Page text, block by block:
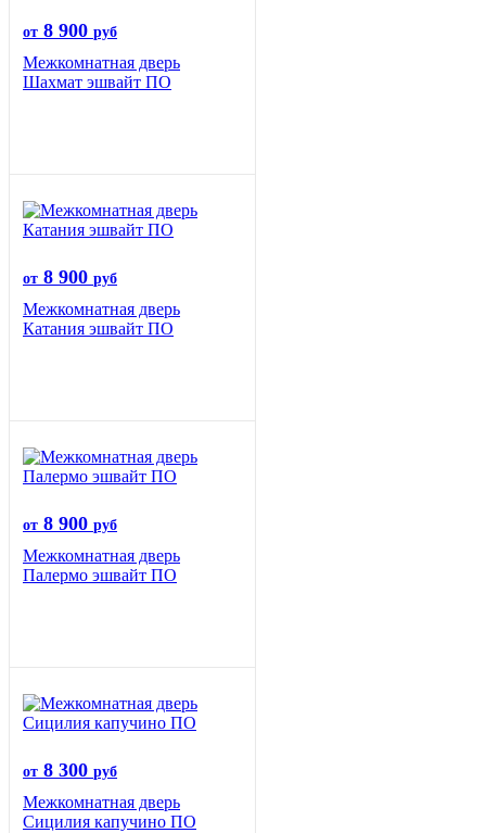
от 8 900 руб
Межкомнатная дверь
Шахмат эшвайт ПО
от 8 900 руб
Межкомнатная дверь
Катания эшвайт ПО
от 8 900 руб
Межкомнатная дверь
Палермо эшвайт ПО
от 8 300 руб
Межкомнатная дверь
Сицилия капучино ПО